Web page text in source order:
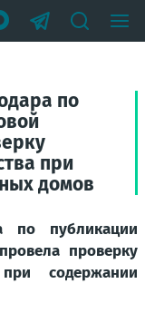
по
при
домов
по публикации
проверку
при содержании